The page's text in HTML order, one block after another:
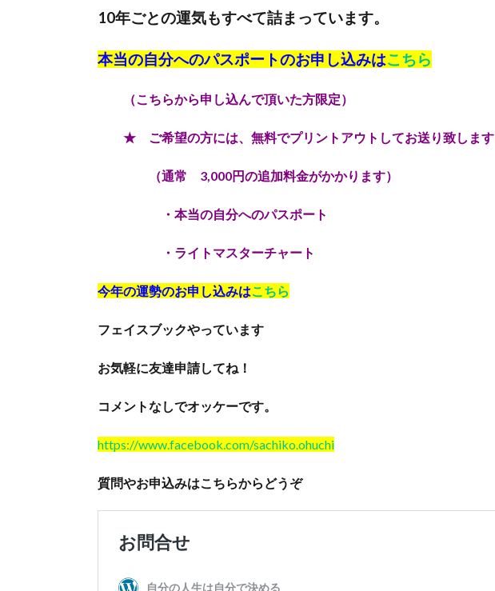
10年ごとの運気もすべて詰まっています。
本当の自分へのパスポートのお申し込みはこちら
（こちらから申し込んで頂いた方限定）
★ ご希望の方には、無料でプリントアウトしてお送り致します
（通常 3,000円の追加料金がかかります）
・本当の自分へのパスポート
・ライトマスターチャート
今年の運勢のお申し込みはこちら
フェイスブックやっています
お気軽に友達申請してね！
コメントなしでオッケーです。
https://www.facebook.com/sachiko.ohuchi
質問やお申込みはこちらからどうぞ